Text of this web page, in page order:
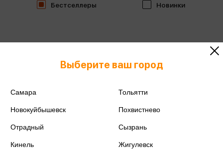
Бестселлеры Новинки
Выберите ваш город
Самара Тольятти
Новокуйбышевск Похвистнево
Отрадный Сызрань
Кинель Жигулевск